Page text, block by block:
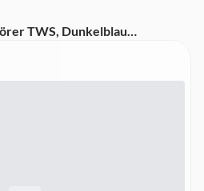
TWS, Dunkelblau